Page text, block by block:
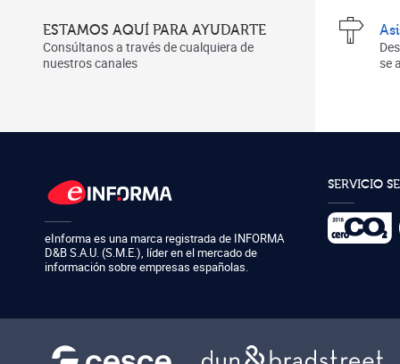
ESTAMOS AQUÍ PARA AYUDARTE
Consúltanos a través de cualquiera de
nuestros canales
se
eInforma es una marca registrada de INFORMA
D&B S.A.U. (S.M.E.), líder en el mercado de
información sobre empresas españolas.
SERVICIO